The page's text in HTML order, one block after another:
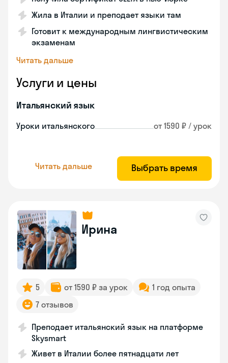
Жила в Италии и преподает языки там
Готовит к международным лингвистическим
экзаменам
Читать дальше
Услуги и цены
Итальянский язык
Уроки итальянского от 1590 ₽ / урок
Читать дальше Выбрать время
Ирина
5 от 1590 ₽ за урок
1 год опыта
7 отзывов
Преподает итальянский язык на платформе
Skysmart
Живет в Италии более пятнадцати лет